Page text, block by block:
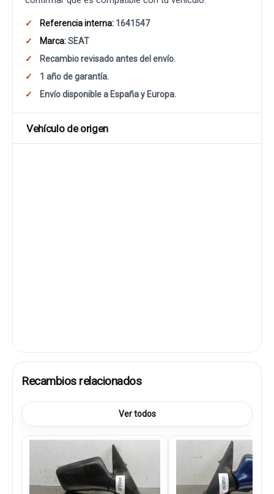
Referencia interna: 1641547
Marca:SEAT
Recambio revisado antes del envío.
1 año de garantía.
Envío disponible a España y Europa.
Vehículo de origen
Recambios relacionados
Ver todos